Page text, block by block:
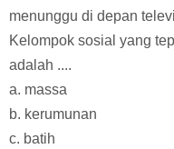
menunggu di depan
Kelompok sosial yang
adalah ....
a. massa
b. kerumunan
c. batih